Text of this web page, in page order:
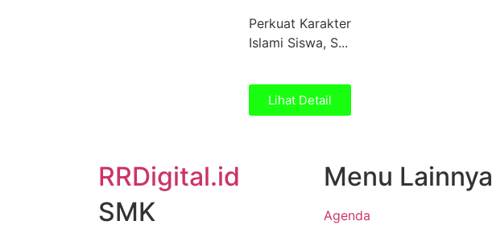
Perkuat Karakter
Islami Siswa, S...
Lihat Detail
SMK
RRDigital.id Menu Lainnya
Agenda